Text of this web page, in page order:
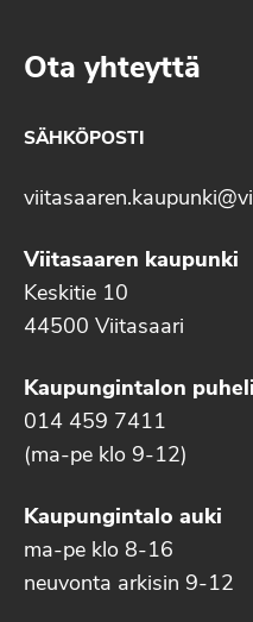
Ota yhteyttä
SÄHKÖPOSTI
Viitasaaren kaupunki
Keskitie 10
44500 Viitasaari
Kaupungintalon
014 459 7411
(ma-pe klo 9-12)
Kaupungintalo auki
ma-pe klo 8-16
neuvonta arkisin 9-12